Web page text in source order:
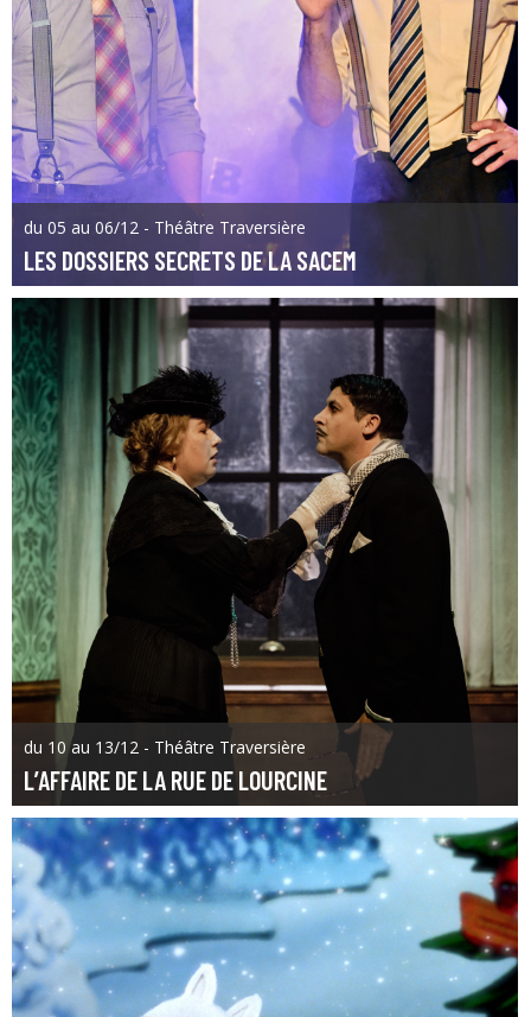
du 05 au 06/12 - Théâtre Traversière
LES DOSSIERS SECRETS DE LA SACEM
du 10 au 13/12 - Théâtre Traversière
L’AFFAIRE DE LA RUE DE LOURCINE